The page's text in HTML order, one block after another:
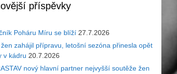
příspěvky
Poháru Míru se blíží 27.7.2026
zahájil přípravu, letošní sezóna přinesla opět
v kádru 20.7.2026
nový hlavní partner nejvyšší soutěže žen